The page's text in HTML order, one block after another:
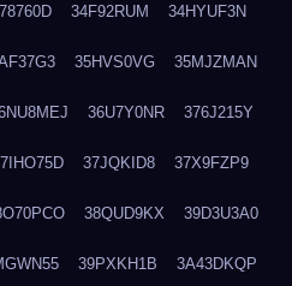
34F92RUM 34HYUF3N
35HVS0VG 35MJZMAN
36U7Y0NR 376J215Y
37JQKID8 37X9FZP9
38QUD9KX 39D3U3A0
39PXKH1B 3A43DKQP